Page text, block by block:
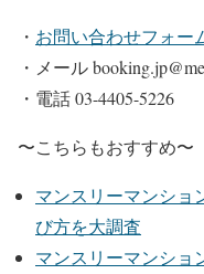
・ お問い合わせフォー
・メール
・電話 03-4405-5226
〜こちらもおすすめ〜
マンスリーマンショ
び方を大調査
マンスリーマンショ